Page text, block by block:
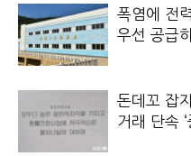
폭염에 전
우선 공급
돈데꼬 잡
거래 단속 ‘